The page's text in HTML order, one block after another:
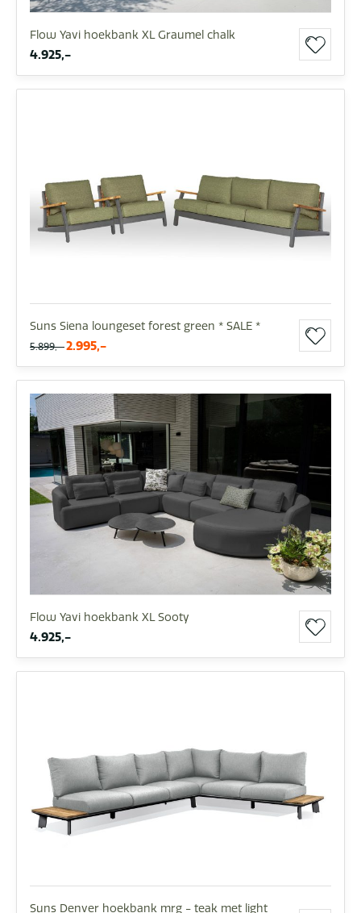
Flow Yavi hoekbank XL Graumel chalk
4.925,-
Suns Siena loungeset forest green * SALE *
5.899,- 2.995,-
Flow Yavi hoekbank XL Sooty
4.925,-
Suns Denver hoekbank mrg - teak met light